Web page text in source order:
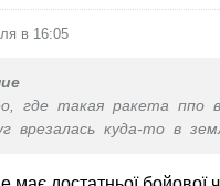
в 16:05
где такая ракета ппо
врезалась куда-то в